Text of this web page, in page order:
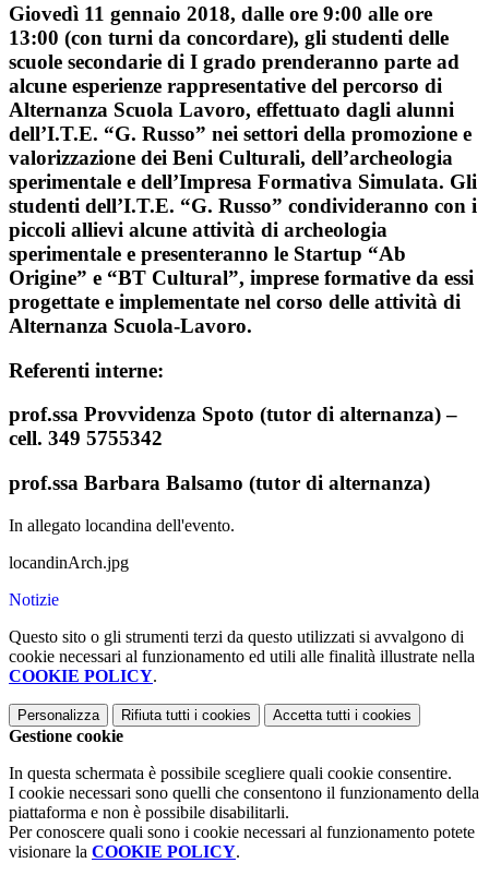
Giovedì 11 gennaio 2018, dalle ore 9:00 alle ore
13:00 (con turni da concordare), gli studenti delle
scuole secondarie di I grado prenderanno parte ad
alcune esperienze rappresentative del percorso di
Alternanza Scuola Lavoro, effettuato dagli alunni
dell’I.T.E. “G. Russo” nei settori della promozione e
valorizzazione dei Beni Culturali, dell’archeologia
sperimentale e dell’Impresa Formativa Simulata. Gli
studenti dell’I.T.E. “G. Russo” condivideranno con i
piccoli allievi alcune attività di archeologia
sperimentale e presenteranno le Startup “Ab
Origine” e “BT Cultural”, imprese formative da essi
progettate e implementate nel corso delle attività di
Alternanza Scuola-Lavoro.
Referenti interne:
prof.ssa Provvidenza Spoto (tutor di alternanza) –
cell. 349 5755342
prof.ssa Barbara Balsamo (tutor di alternanza)
In allegato locandina dell'evento.
locandinArch.jpg
Notizie
Questo sito o gli strumenti terzi da questo utilizzati si avvalgono di
cookie necessari al funzionamento ed utili alle finalità illustrate nella
COOKIE POLICY.
Personalizza Rifiuta tutti i cookies Accetta tutti i cookies
Gestione cookie
In questa schermata è possibile scegliere quali cookie consentire.
I cookie necessari sono quelli che consentono il funzionamento della
piattaforma e non è possibile disabilitarli.
Per conoscere quali sono i cookie necessari al funzionamento potete
visionare la COOKIE POLICY.